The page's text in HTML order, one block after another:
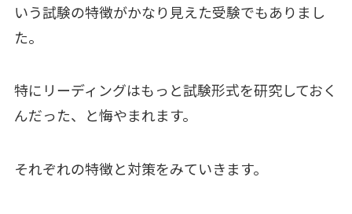
いう試験の特徴がかなり見えた受験でもありまし
た。
特にリーディングはもっと試験形式を研究しておく
んだった、と悔やまれます。
それぞれの特徴と対策をみていきます。